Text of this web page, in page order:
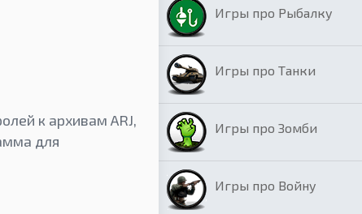
к архивам ARJ,
для
Игры про Рыбалку
Игры про Танки
Игры про Зомби
Игры про Войну